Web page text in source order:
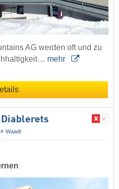
AG werden oft und zu
mehr
Waadt